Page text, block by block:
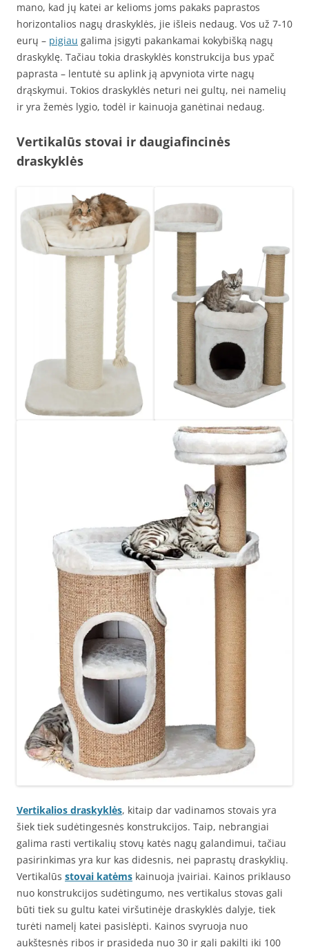
mano, kad jų katei ar kelioms joms pakaks paprastos
horizontalios nagų draskyklės, jie išleis nedaug. Vos už 7-10
eurų – pigiau galima įsigyti pakankamai kokybišką nagų
draskyklę. Tačiau tokia draskyklės konstrukcija bus ypač
paprasta – lentutė su aplink ją apvyniota virte nagų
drąskymui. Tokios draskyklės neturi nei gultų, nei namelių
ir yra žemės lygio, todėl ir kainuoja ganėtinai nedaug.
Vertikalūs stovai ir daugiafincinės
draskyklės
Vertikalios draskyklės, kitaip dar vadinamos stovais yra
šiek tiek sudėtingesnės konstrukcijos. Taip, nebrangiai
galima rasti vertikalių stovų katės nagų galandimui, tačiau
pasirinkimas yra kur kas didesnis, nei paprastų draskyklių.
Vertikalūs stovai katėms kainuoja įvairiai. Kainos priklauso
nuo konstrukcijos sudėtingumo, nes vertikalus stovas gali
būti tiek su gultu katei viršutinėje draskyklės dalyje, tiek
turėti namelį katei pasislėpti. Kainos svyruoja nuo
aukštesnės ribos ir prasideda nuo 30 ir gali pakilti iki 100